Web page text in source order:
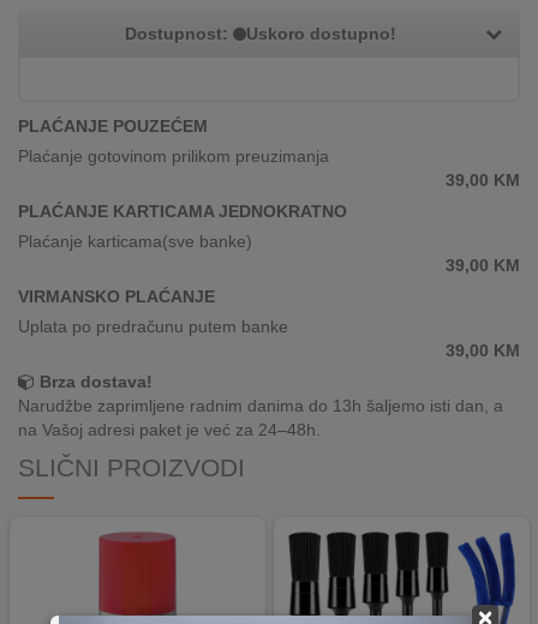
I
SERVIS
KAKO
KUPOVINA
IZ
INOSTRANSTVA
ENERGETSKE
DIGITALIS ×
Dostupnost: Uskoro dostupno!
PLAĆANJE POUZEĆEM
Plaćanje gotovinom prilikom preuzimanja
39,00 KM
PLAĆANJE KARTICAMA JEDNOKRATNO
Plaćanje karticama(sve banke)
39,00 KM
VIRMANSKO PLAĆANJE
Uplata po predračunu putem banke
39,00 KM
Brza dostava!
Narudžbe zaprimljene radnim danima do 13h šaljemo isti dan, a
na Vašoj adresi paket je već za 24–48h.
SLIČNI PROIZVODI